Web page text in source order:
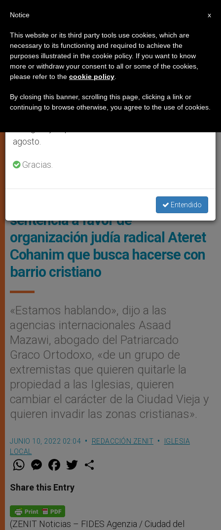
IGLESIA LOCAL
Israel: Corte Suprema confirma
sentencia a favor de
organización judía radical Ateret
Cohanim que busca hacerse con
barrio cristiano
«Estamos hablando», dijo a las
agencias internacionales Asaad
Mazawi, abogado del Patriarcado
Graco Ortodoxo, «de un grupo de
extremistas que quieren quitarle la
propiedad a las Iglesias, quieren
cambiar el carácter de la Ciudad Vieja y
quieren invadir las zonas cristianas».
JUNIO 10, 2022 02:04 REDACCIÓN ZENIT
IGLESIA
LOCAL
W
t
s
p
p
M
e
s
e
g
e
r
F
a
e
b
o
k
w
Share this Entry
(ZENIT Noticias – FIDES Agenzia / Ciudad del
×
Aviso importante
Del 27 de julio al 7 de agosto haremos la pausa
anual, aprovechando que en el periodo de verano
se generan menos informaciones y también el
agosto.
Gracias.
Entendido
x
Notice
This website or its third party tools use cookies, which are
necessary to its functioning and required to achieve the
purposes illustrated in the cookie policy. If you want to know
more or withdraw your consent to all or some of the cookies,
please refer to the cookie policy
By closing this banner, scrolling this page, clicking a link or
continuing to browse otherwise, you agree to the use of cookies.